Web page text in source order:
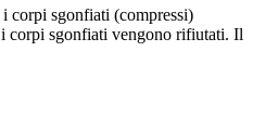
i corpi sgonfiati (compressi)
corpi sgonfiati vengono rifiutati. Il